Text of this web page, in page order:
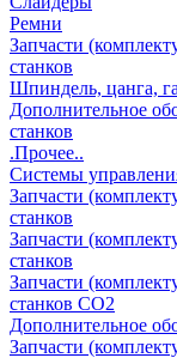
Ремни
Запчасти
станков
Шпиндель, цанга,
Дополнительное
станков
.Прочее..
Системы
Запчасти
станков
Запчасти
станков
Запчасти
станков CO2
Дополнительное
Запчасти